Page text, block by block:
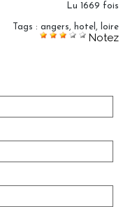
Lu 1669 fois
Tags : angers hotel loire
Notez